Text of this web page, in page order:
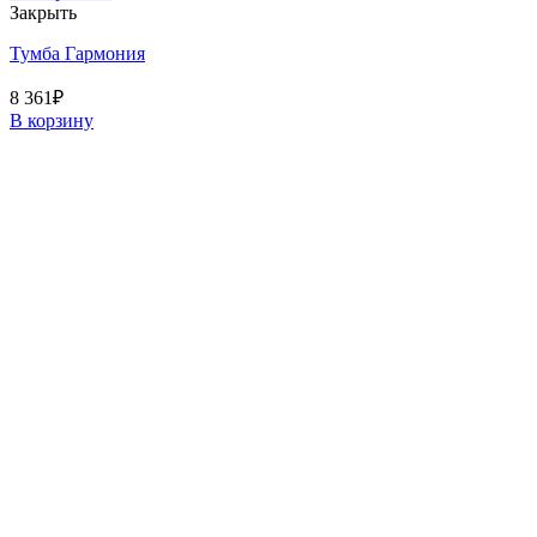
Закрыть
Тумба Гармония
8 361₽
В корзину